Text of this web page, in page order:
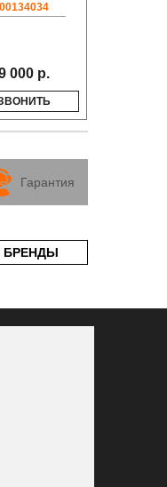
000 р.
Гарантия
БРЕНДЫ